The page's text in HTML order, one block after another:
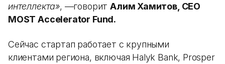
интеллекта», —говоритАлим Хамитов, CEO
MOST Accelerator Fund.
Сейчас стартап работает с крупными
клиентами региона, включая Halyk Bank, Prosper